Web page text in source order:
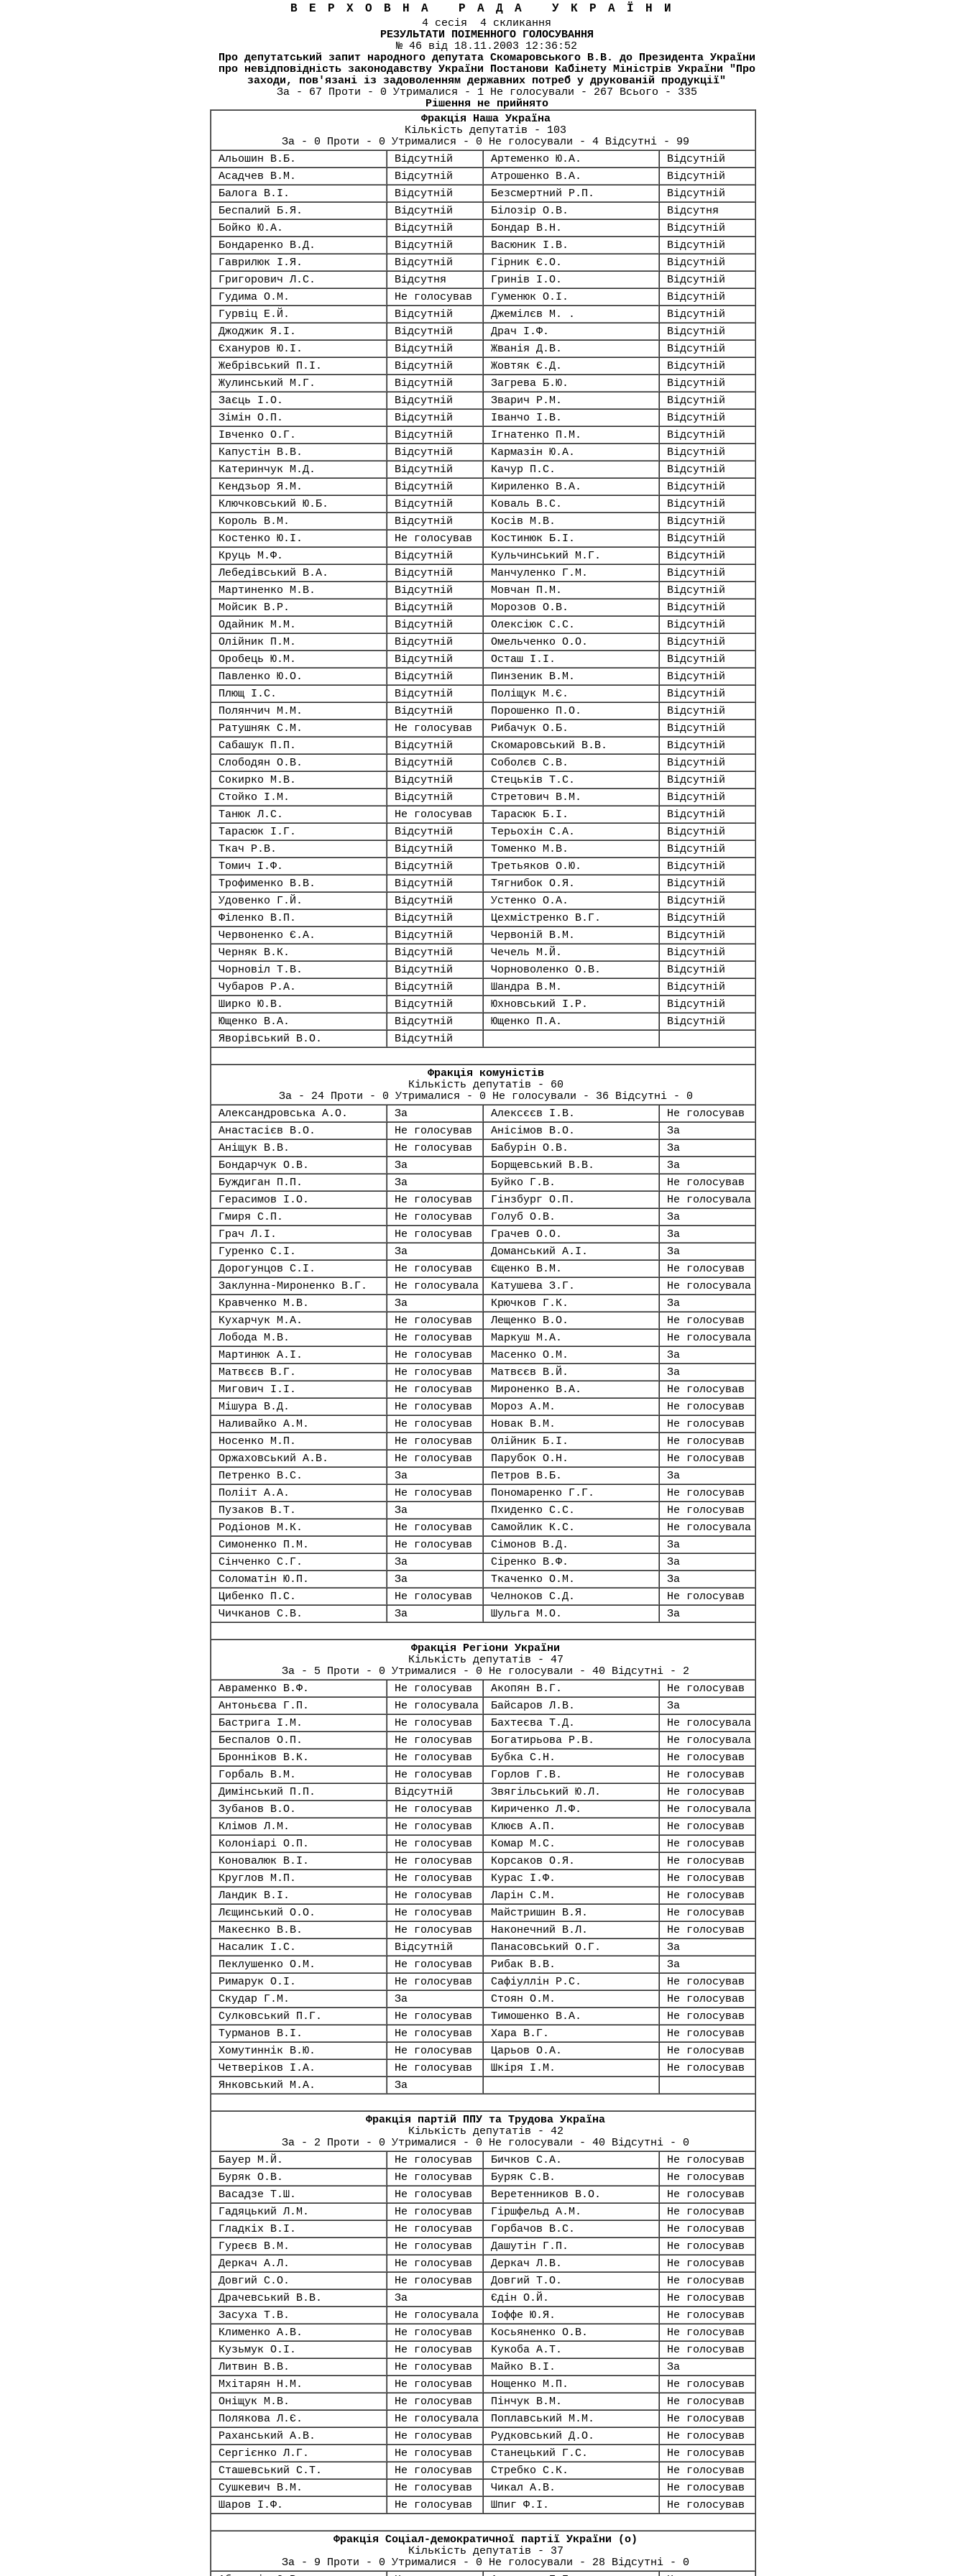
ВЕРХОВНА РАДА УКРАЇНИ
4 сесія 4 скликання
РЕЗУЛЬТАТИ ПОІМЕННОГО ГОЛОСУВАННЯ
№ 46 від 18.11.2003 12:36:52
Про депутатський запит народного депутата Скомаровського В.В. до Президента України
про невідповідність законодавству України Постанови Кабінету Міністрів України "Про
заходи, пов'язані із задоволенням державних потреб у друкованій продукції"
За - 67 Проти - 0 Утрималися - 1 Не голосували - 267 Всього - 335
Рішення не прийнято
Фракція Наша Україна
Кількість депутатів - 103
За - 0 Проти - 0 Утрималися - 0 Не голосували - 4 Відсутні - 99
Альошин В.Б.
Відсутній Артеменко Ю.А.
Відсутній
Асадчев В.М.
Відсутній Атрошенко В.А.
Відсутній
Балога В.І.
Відсутній Безсмертний Р.П.
Відсутній
Беспалий Б.Я.
Відсутній Білозір О.В.
Відсутня
Бойко Ю.А.
Відсутній Бондар В.Н.
Відсутній
Бондаренко В.Д.
Відсутній Васюник І.В.
Відсутній
Гаврилюк І.Я.
Відсутній Гірник Є.О.
Відсутній
Григорович Л.С.
Відсутня Гринів І.О.
Відсутній
Гудима О.М.
Не голосував Гуменюк О.І.
Відсутній
Гурвіц Е.Й.
Відсутній Джемілєв М. .
Відсутній
Джоджик Я.І.
Відсутній Драч І.Ф.
Відсутній
Єхануров Ю.І.
Відсутній Жванія Д.В.
Відсутній
Жебрівський П.І.
Відсутній Жовтяк Є.Д.
Відсутній
Жулинський М.Г.
Відсутній Загрева Б.Ю.
Відсутній
Заєць І.О.
Відсутній Зварич Р.М.
Відсутній
Зімін О.П.
Відсутній Іванчо І.В.
Відсутній
Івченко О.Г.
Відсутній Ігнатенко П.М.
Відсутній
Капустін В.В.
Відсутній Кармазін Ю.А.
Відсутній
Катеринчук М.Д.
Відсутній Качур П.С.
Відсутній
Кендзьор Я.М.
Відсутній Кириленко В.А.
Відсутній
Ключковський Ю.Б.
Відсутній Коваль В.С.
Відсутній
Король В.М.
Відсутній Косів М.В.
Відсутній
Костенко Ю.І.
Не голосував Костинюк Б.І.
Відсутній
Круць М.Ф.
Відсутній Кульчинський М.Г.
Відсутній
Лебедівський В.А.
Відсутній Манчуленко Г.М.
Відсутній
Мартиненко М.В.
Відсутній Мовчан П.М.
Відсутній
Мойсик В.Р.
Відсутній Морозов О.В.
Відсутній
Одайник М.М.
Відсутній Олексіюк С.С.
Відсутній
Олійник П.М.
Відсутній Омельченко О.О.
Відсутній
Оробець Ю.М.
Відсутній Осташ І.І.
Відсутній
Павленко Ю.О.
Відсутній Пинзеник В.М.
Відсутній
Плющ І.С.
Відсутній Поліщук М.Є.
Відсутній
Полянчич М.М.
Відсутній Порошенко П.О.
Відсутній
Ратушняк С.М.
Не голосував Рибачук О.Б.
Відсутній
Сабашук П.П.
Відсутній Скомаровський В.В.
Відсутній
Слободян О.В.
Відсутній Соболєв С.В.
Відсутній
Сокирко М.В.
Відсутній Стецьків Т.С.
Відсутній
Стойко І.М.
Відсутній Стретович В.М.
Відсутній
Танюк Л.С.
Не голосував Тарасюк Б.І.
Відсутній
Тарасюк І.Г.
Відсутній Терьохін С.А.
Відсутній
Ткач Р.В.
Відсутній Томенко М.В.
Відсутній
Томич І.Ф.
Відсутній Третьяков О.Ю.
Відсутній
Трофименко В.В.
Відсутній Тягнибок О.Я.
Відсутній
Удовенко Г.Й.
Відсутній Устенко О.А.
Відсутній
Філенко В.П.
Відсутній Цехмістренко В.Г.
Відсутній
Червоненко Є.А.
Відсутній Червоній В.М.
Відсутній
Черняк В.К.
Відсутній Чечель М.Й.
Відсутній
Чорновіл Т.В.
Відсутній Чорноволенко О.В.
Відсутній
Чубаров Р.А.
Відсутній Шандра В.М.
Відсутній
Ширко Ю.В.
Відсутній Юхновський І.Р.
Відсутній
Ющенко В.А.
Відсутній Ющенко П.А.
Відсутній
Яворівський В.О.
Відсутній
Фракція комуністів
Кількість депутатів - 60
За - 24 Проти - 0 Утрималися - 0 Не голосували - 36 Відсутні - 0
Александровська А.О.
За Алексєєв І.В.
Не голосував
Анастасієв В.О.
Не голосував Анісімов В.О.
За
Аніщук В.В.
Не голосував Бабурін О.В.
За
Бондарчук О.В.
За Борщевський В.В.
За
Буждиган П.П.
За Буйко Г.В.
Не голосував
Герасимов І.О.
Не голосував Гінзбург О.П.
Не голосувала
Гмиря С.П.
Не голосував Голуб О.В.
За
Грач Л.І.
Не голосував Грачев О.О.
За
Гуренко С.І.
За Доманський А.І.
За
Дорогунцов С.І.
Не голосував Єщенко В.М.
Не голосував
Заклунна-Мироненко В.Г.
Не голосувала Катушева З.Г.
Не голосувала
Кравченко М.В.
За Крючков Г.К.
За
Кухарчук М.А.
Не голосував Лещенко В.О.
Не голосував
Лобода М.В.
Не голосував Маркуш М.А.
Не голосувала
Мартинюк А.І.
Не голосував Масенко О.М.
За
Матвєєв В.Г.
Не голосував Матвєєв В.Й.
За
Мигович І.І.
Не голосував Мироненко В.А.
Не голосував
Мішура В.Д.
Не голосував Мороз А.М.
Не голосував
Наливайко А.М.
Не голосував Новак В.М.
Не голосував
Носенко М.П.
Не голосував Олійник Б.І.
Не голосував
Оржаховський А.В.
Не голосував Парубок О.Н.
Не голосував
Петренко В.С.
За Петров В.Б.
За
Полііт А.А.
Не голосував Пономаренко Г.Г.
Не голосував
Пузаков В.Т.
За Пхиденко С.С.
Не голосував
Родіонов М.К.
Не голосував Самойлик К.С.
Не голосувала
Симоненко П.М.
Не голосував Сімонов В.Д.
За
Сінченко С.Г.
За Сіренко В.Ф.
За
Соломатін Ю.П.
За Ткаченко О.М.
За
Цибенко П.С.
Не голосував Челноков С.Д.
Не голосував
Чичканов С.В.
За Шульга М.О. За
Фракція Регіони України
Кількість депутатів - 47
За - 5 Проти - 0 Утрималися - 0 Не голосували - 40 Відсутні - 2
Авраменко В.Ф.
Не голосував Акопян В.Г.
Не голосував
Антоньєва Г.П.
Не голосувала Байсаров Л.В.
За
Бастрига І.М.
Не голосував Бахтеєва Т.Д.
Не голосувала
Беспалов О.П.
Не голосував Богатирьова Р.В.
Не голосувала
Бронніков В.К.
Не голосував Бубка С.Н.
Не голосував
Горбаль В.М.
Не голосував Горлов Г.В.
Не голосував
Димінський П.П.
Відсутній Звягільський Ю.Л.
Не голосував
Зубанов В.О.
Не голосував Кириченко Л.Ф.
Не голосувала
Клімов Л.М.
Не голосував Клюєв А.П.
Не голосував
Колоніарі О.П.
Не голосував Комар М.С.
Не голосував
Коновалюк В.І.
Не голосував Корсаков О.Я.
Не голосував
Круглов М.П.
Не голосував Курас І.Ф.
Не голосував
Ландик В.І.
Не голосував Ларін С.М.
Не голосував
Лєщинський О.О.
Не голосував Майстришин В.Я.
Не голосував
Макеєнко В.В.
Не голосував Наконечний В.Л.
Не голосував
Насалик І.С.
Відсутній Панасовський О.Г.
За
Пеклушенко О.М.
Не голосував Рибак В.В.
За
Римарук О.І.
Не голосував Сафіуллін Р.С.
Не голосував
Скудар Г.М.
За Стоян О.М.
Не голосував
Сулковський П.Г.
Не голосував Тимошенко В.А.
Не голосував
Турманов В.І.
Не голосував Хара В.Г.
Не голосував
Хомутиннік В.Ю.
Не голосував Царьов О.А.
Не голосував
Четверіков І.А.
Не голосував Шкіря І.М.
Не голосував
Янковський М.А.
За
Фракція партій ППУ та Трудова Україна
Кількість депутатів - 42
За - 2 Проти - 0 Утрималися - 0 Не голосували - 40 Відсутні - 0
Бауер М.Й.
Не голосував Бичков С.А.
Не голосував
Буряк О.В.
Не голосував Буряк С.В.
Не голосував
Васадзе Т.Ш.
Не голосував Веретенников В.О.
Не голосував
Гадяцький Л.М.
Не голосував Гіршфельд А.М.
Не голосував
Гладкіх В.І.
Не голосував Горбачов В.С.
Не голосував
Гуреєв В.М.
Не голосував Дашутін Г.П.
Не голосував
Деркач А.Л.
Не голосував Деркач Л.В.
Не голосував
Довгий С.О.
Не голосував Довгий Т.О.
Не голосував
Драчевський В.В.
За Єдін О.Й.
Не голосував
Засуха Т.В.
Не голосувала Іоффе Ю.Я.
Не голосував
Клименко А.В.
Не голосував Косьяненко О.В.
Не голосував
Кузьмук О.І.
Не голосував Кукоба А.Т.
Не голосував
Литвин В.В.
Не голосував Майко В.І.
За
Мхітарян Н.М.
Не голосував Нощенко М.П.
Не голосував
Оніщук М.В.
Не голосував Пінчук В.М.
Не голосував
Полякова Л.Є.
Не голосувала Поплавський М.М.
Не голосував
Раханський А.В.
Не голосував Рудковський Д.О.
Не голосував
Сергієнко Л.Г.
Не голосував Станецький Г.С.
Не голосував
Сташевський С.Т.
Не голосував Стребко С.К.
Не голосував
Сушкевич В.М.
Не голосував Чикал А.В.
Не голосував
Шаров І.Ф.
Не голосував Шпиг Ф.І. Не голосував
Фракція Соціал-демократичної партії України (о)
Кількість депутатів - 37
За - 9 Проти - 0 Утрималися - 0 Не голосували - 28 Відсутні - 0